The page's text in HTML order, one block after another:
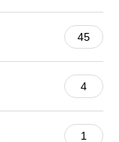
45
4
1